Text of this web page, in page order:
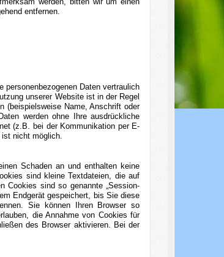
entfernen.
personenbezogenen Daten vertraulich
unserer Website ist in der Regel
(beispielsweise Name, Anschrift oder
werden ohne Ihre ausdrückliche
(z.B. bei der Kommunikation per E-
nicht möglich.
Schaden an und enthalten keine
sind kleine Textdateien, die auf
Cookies sind so genannte „Session-
Endgerät gespeichert, bis Sie diese
Sie können Ihren Browser so
die Annahme von Cookies für
des Browser aktivieren. Bei der